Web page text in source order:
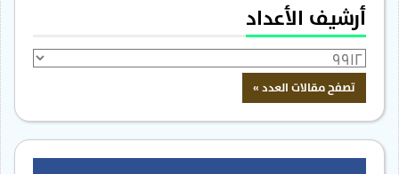
أرشيف الأعداد